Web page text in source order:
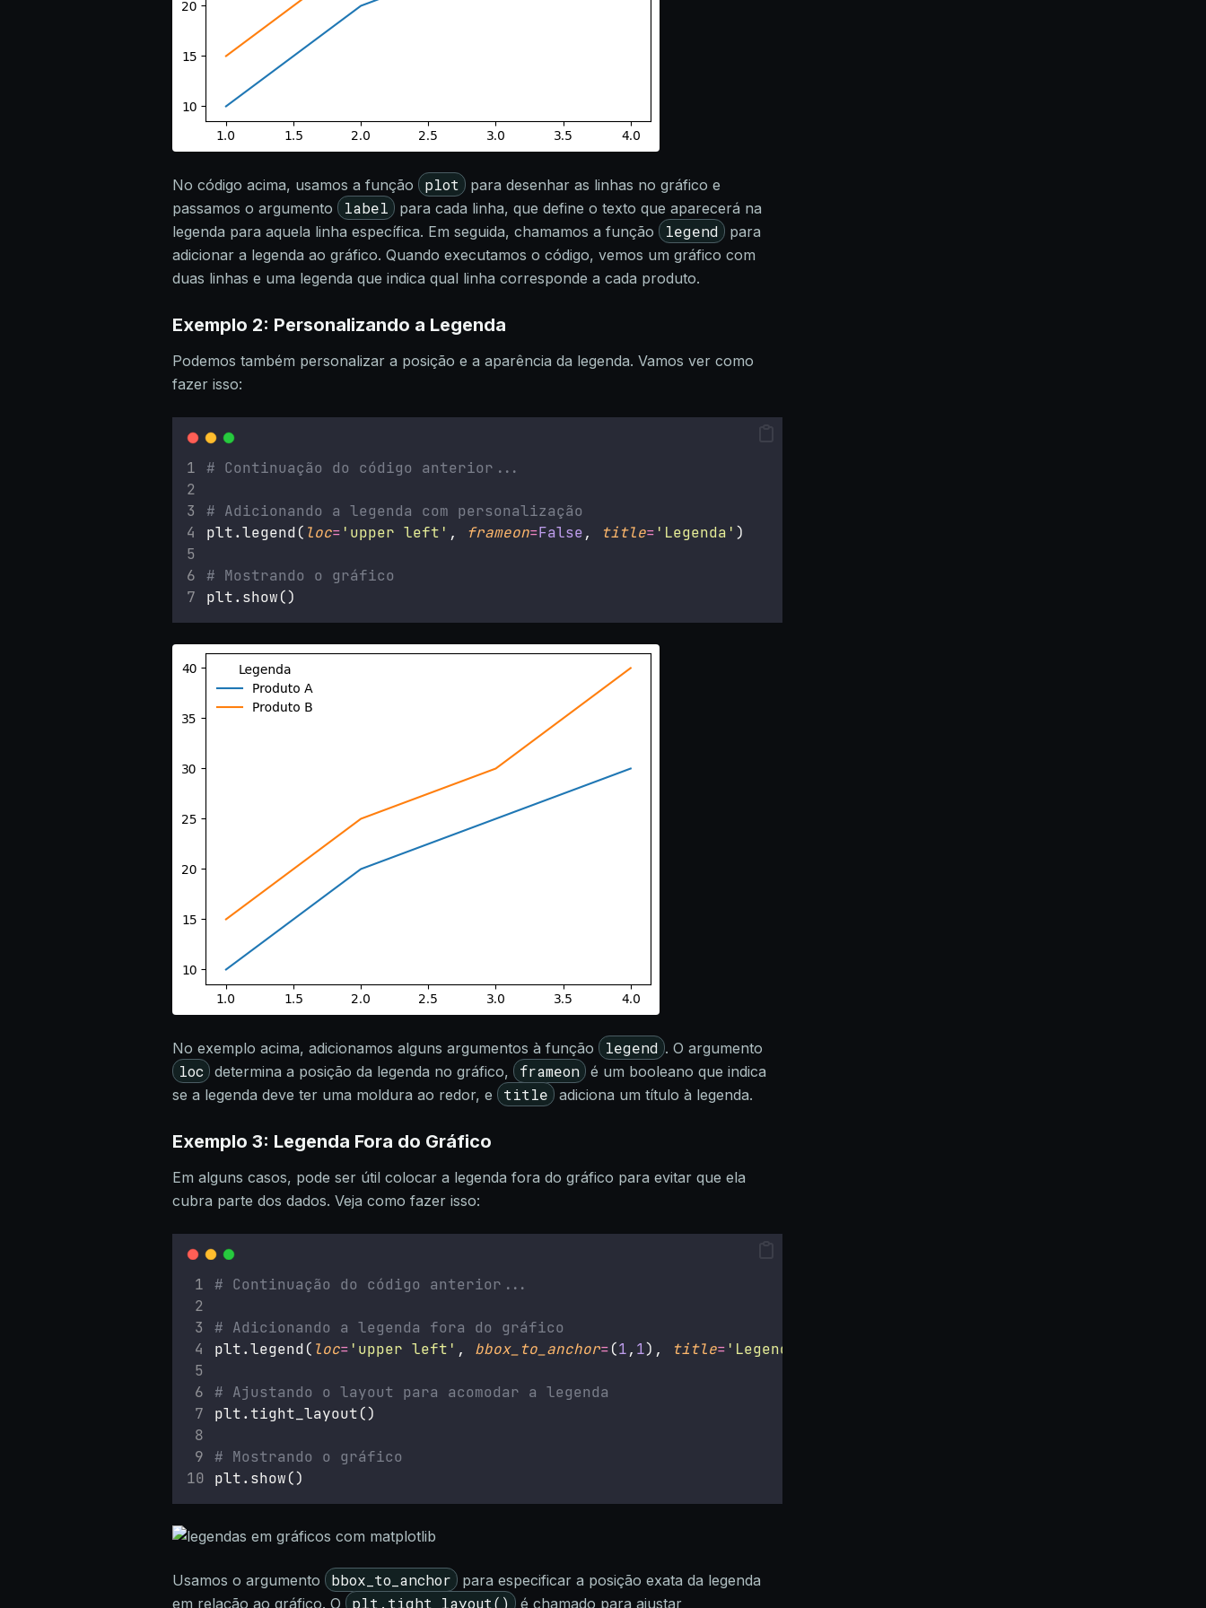
No código acima, usamos a função plot
para desenhar as linhas no gráfico e
passamos o argumento
label
para cada linha, que define o texto que aparecerá na
legenda para aquela linha específica. Em seguida, chamamos a função
legend
para
adicionar a legenda ao gráfico. Quando executamos o código, vemos um gráfico com
duas linhas e uma legenda que indica qual linha corresponde a cada produto.
Exemplo 2: Personalizando a Legenda
Podemos também personalizar a posição e a aparência da legenda. Vamos ver como
fazer isso:
# Continuação do código anterior...
# Adicionando a legenda com personalização
plt.legend( loc= ' upper left ' , frameon=False, title= ' Legenda ' )
# Mostrando o gráfico
plt.show()
No exemplo acima, adicionamos alguns argumentos à função legend . O argumento
loc determina a posição da legenda no gráfico, frameon é um booleano que indica
se a legenda deve ter uma moldura ao redor, e
title adiciona um título à legenda.
Exemplo 3: Legenda Fora do Gráfico
Em alguns casos, pode ser útil colocar a legenda fora do gráfico para evitar que ela
cubra parte dos dados. Veja como fazer isso:
# Continuação do código anterior...
# Adicionando a legenda fora do gráfico
plt.legend( loc= ' upper left ' , bbox_to_anchor=(1, 1), title= ' Legenda
# Ajustando o layout para acomodar a legenda
plt.tight_layout()
# Mostrando o gráfico
plt.show()
Usamos o argumento bbox_to_anchor
para especificar a posição exata da legenda
em relação ao gráfico. O
plt.tight_layout() é chamado para ajustar